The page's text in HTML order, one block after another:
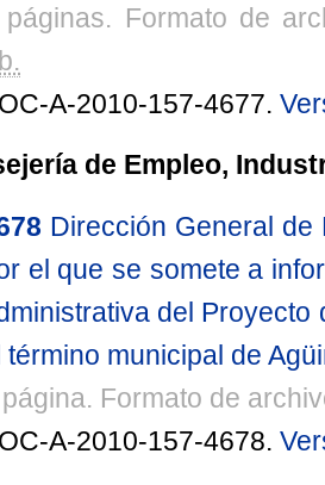
Formato de
A-2010-157-4677.
de Empleo,
Dirección General
el que se somete a
del Proyecto
término municipal de
Formato de
A-2010-157-4678.